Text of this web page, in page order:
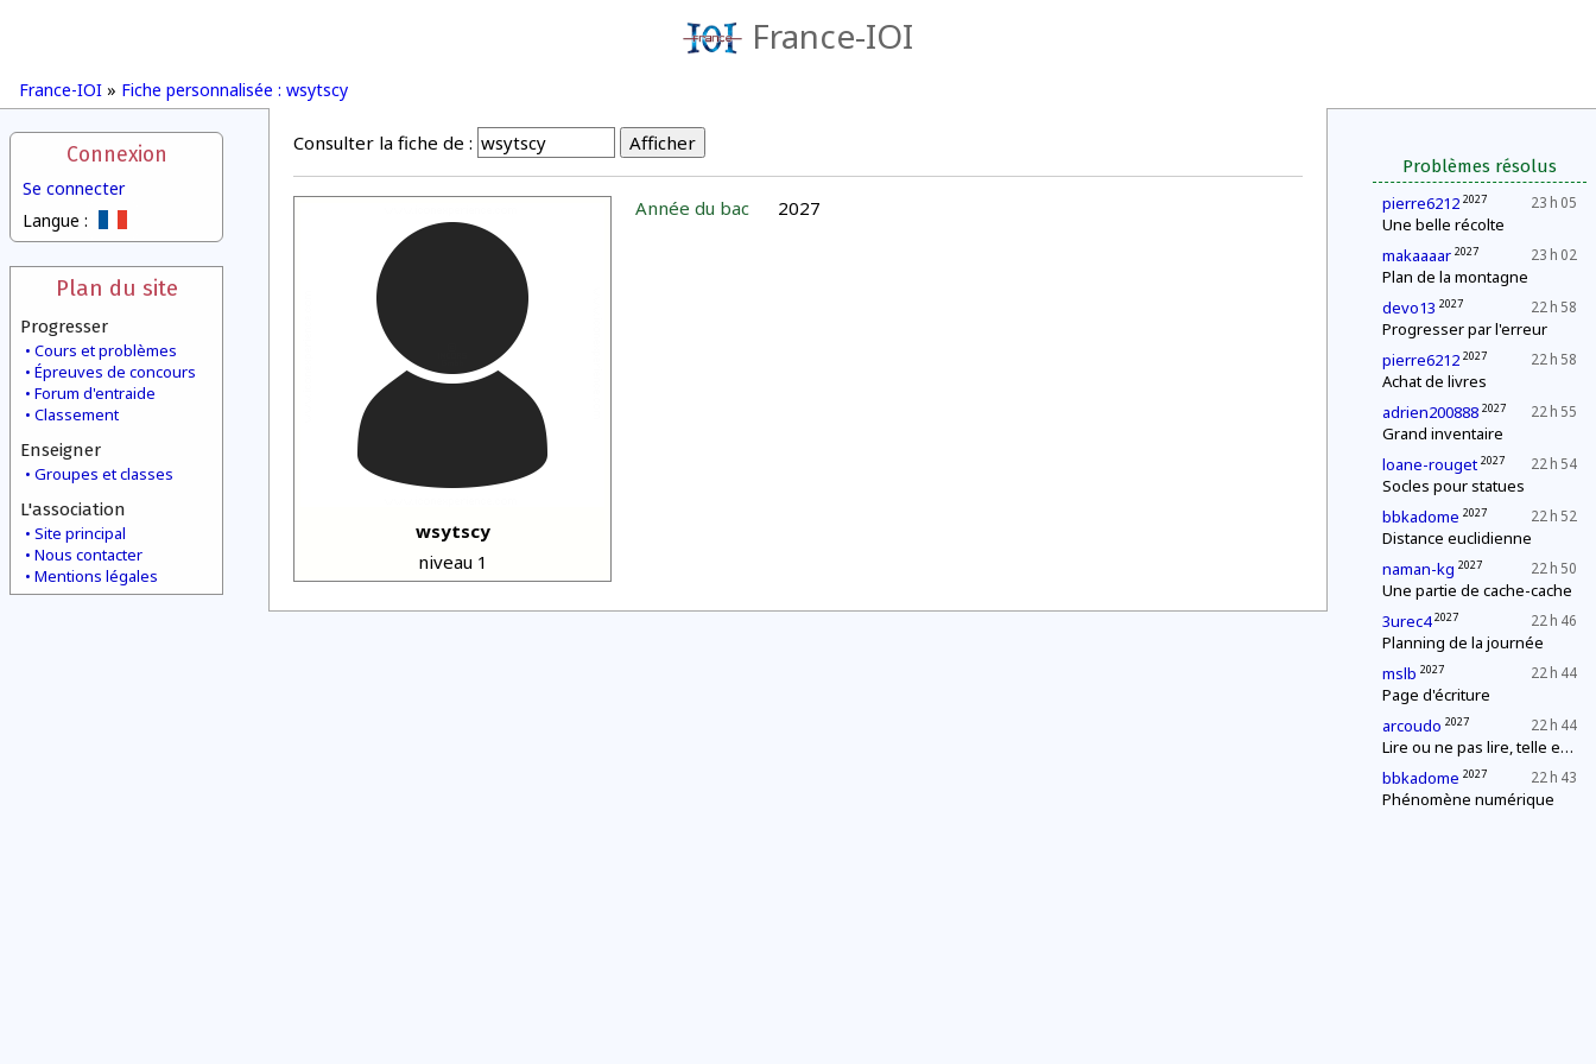
France-IOI
France-IOI » Fiche personnalisée : wsytscy
Connexion
Se connecter
Langue :
Plan du site
Progresser
Cours et problèmes
Épreuves de concours
Forum d'entraide
Classement
Enseigner
Groupes et classes
L'association
Site principal
Nous contacter
Mentions légales
Problèmes résolus
23 h 05
pierre6212 2027
Une belle récolte
23 h 02
makaaaar 2027
Plan de la montagne
22 h 58
devo13 2027
Progresser par l'erreur
22 h 58
pierre6212 2027
Achat de livres
22 h 55
adrien200888 2027
Grand inventaire
22 h 54
loane-rouget 2027
Socles pour statues
22 h 52
bbkadome 2027
Distance euclidienne
22 h 50
naman-kg 2027
Une partie de cache-cache
22 h 46
3urec4 2027
Planning de la journée
22 h 44
mslb 2027
Page d'écriture
22 h 44
arcoudo 2027
Lire ou ne pas lire, telle est la question
22 h 43
bbkadome 2027
Phénomène numérique
Consulter la fiche de :
wsytscy
niveau 1
Année du bac 2027